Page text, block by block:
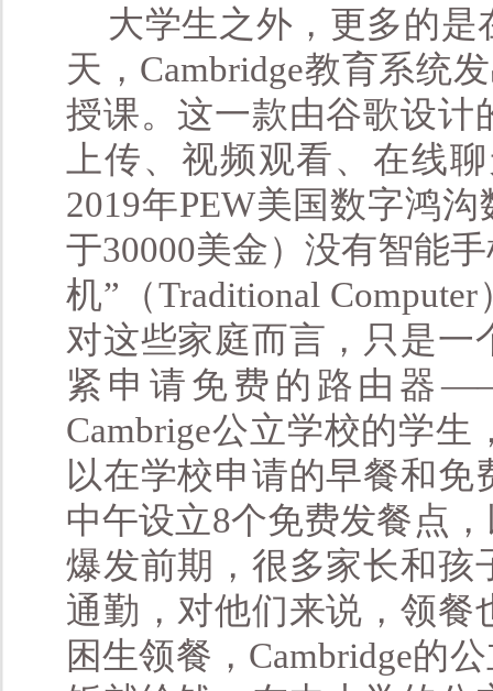
大学生之外，更多的
天，Cambridge教育系统
授课。这一款由谷歌设计
上传、视频观看、在线
2019年PEW美国数字鸿
于30000美金）没有智能
机”（Traditional
对这些家庭而言，只是
紧申请免费的路由器
Cambrige公立学校的学
以在学校申请的早餐和
中午设立8个免费发餐点
爆发前期，很多家长和孩
通勤，对他们来说，领餐
困生领餐，Cambridge的